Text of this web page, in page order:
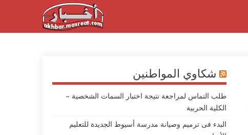
شكاوي المواطنين
طلب التماس لمراجعة نتيجة اختبار السمات الشخصية –
الكلية الحربية
البدء فى ترميم وصيانة مدرسة أسيوط الجديدة للتعليم